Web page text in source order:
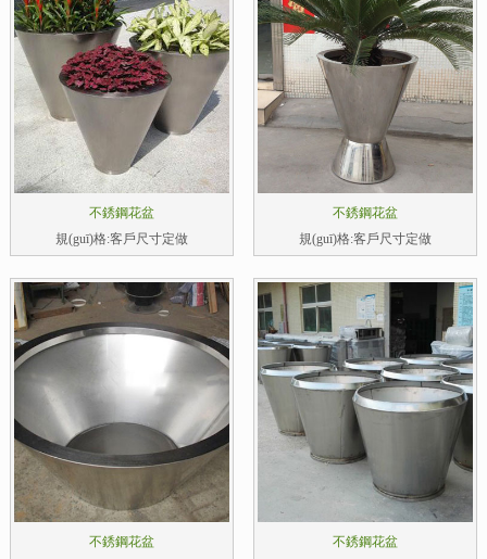
不銹鋼花盆
規(guī)格:客戶尺寸定做
不銹鋼花盆
規(guī)格:客戶尺寸定做
不銹鋼花盆
不銹鋼花盆